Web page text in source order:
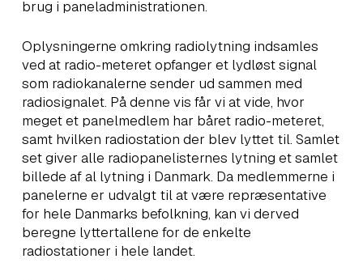
brug i paneladministrationen.
Oplysningerne omkring radiolytning indsamles
ved at radio-meteret opfanger et lydløst signal
som radiokanalerne sender ud sammen med
radiosignalet. På denne vis får vi at vide, hvor
meget et panelmedlem har båret radio-meteret,
samt hvilken radiostation der blev lyttet til. Samlet
set giver alle radiopanelisternes lytning et samlet
billede af al lytning i Danmark. Da medlemmerne i
panelerne er udvalgt til at være repræsentative
for hele Danmarks befolkning, kan vi derved
beregne lyttertallene for de enkelte
radiostationer i hele landet.